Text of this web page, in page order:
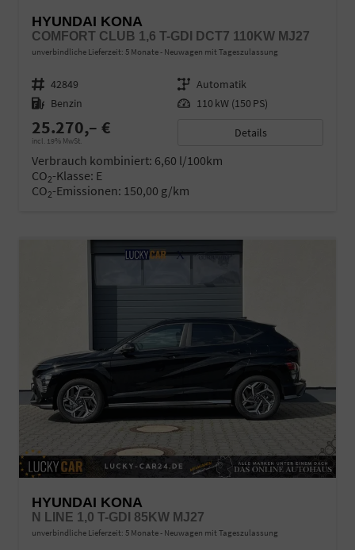
HYUNDAI KONA
COMFORT CLUB 1,6 T-GDI DCT7 110KW MJ27
unverbindliche Lieferzeit: 5 Monate Neuwagen mit Tageszulassung
Fahrzeugnr. 42849 Getriebe Automatik
Kraftstoff Benzin Leistung 110 kW (150 PS)
25.270,– €
incl. 19% MwSt.
Details
Verbrauch kombiniert: 6,60 l/100km
CO2-Klasse: E
CO2-Emissionen: 150,00 g/km
HYUNDAI KONA
N LINE 1,0 T-GDI 85KW MJ27
unverbindliche Lieferzeit: 5 Monate Neuwagen mit Tageszulassung